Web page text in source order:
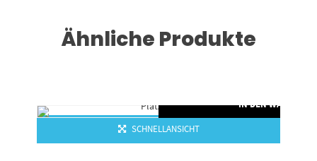
Ähnliche Produkte
IN DEN
SCHNELLANSICHT